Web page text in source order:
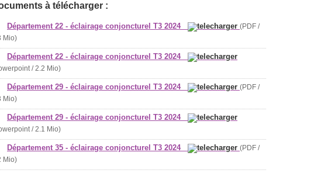
à télécharger :
Département 22 - éclairage conjoncturel T3 2024
(PDF /
Mio)
Département 22 - éclairage conjoncturel T3 2024
/ 2.2 Mio)
Département 29 - éclairage conjoncturel T3 2024
(PDF /
Mio)
Département 29 - éclairage conjoncturel T3 2024
/ 2.1 Mio)
Département 35 - éclairage conjoncturel T3 2024
(PDF /
Mio)